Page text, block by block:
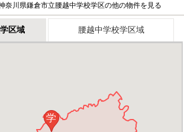
奈川県鎌倉市立腰越中学校学区の他の物件を見る
区域 腰越中学校学区域
学